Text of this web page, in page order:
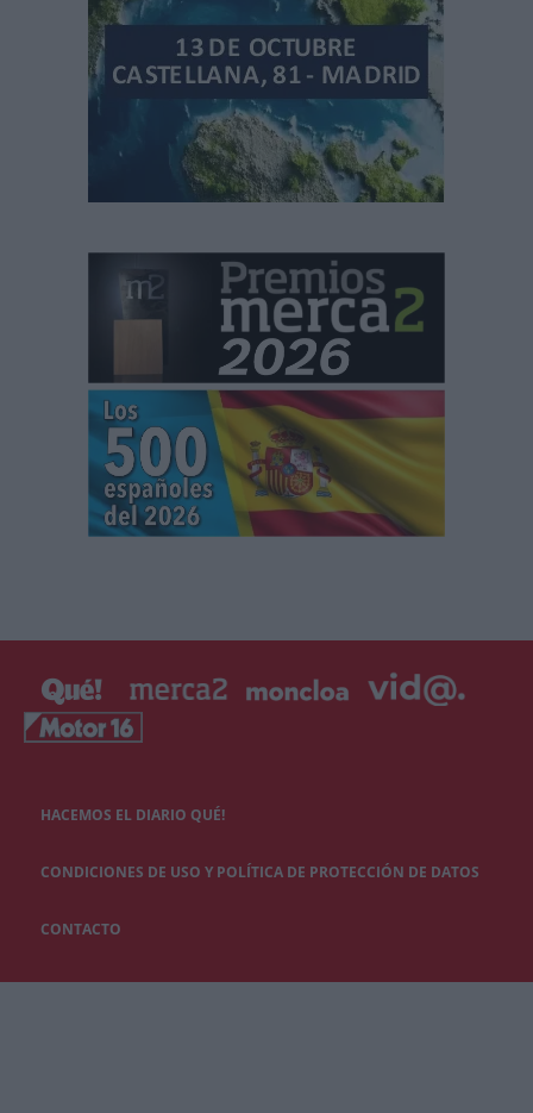
HACEMOS EL DIARIO QUÉ!
CONDICIONES DE USO Y POLÍTICA DE PROTECCIÓN DE DATOS
CONTACTO